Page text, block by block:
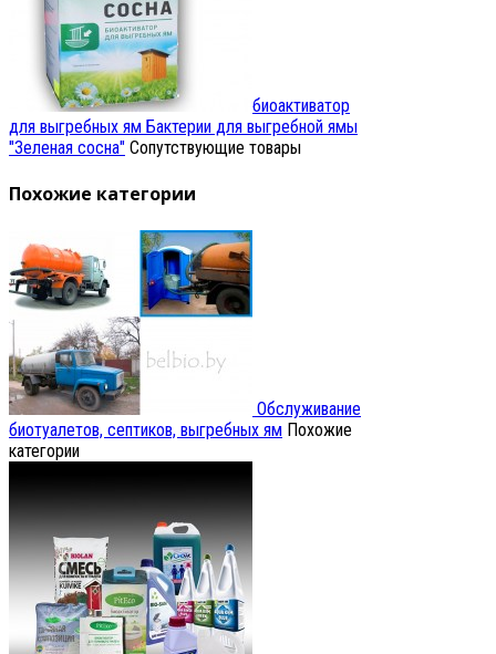
биоактиватор
для выгребных ям Бактерии для выгребной ямы
"Зеленая сосна" Сопутствующие товары
Похожие категории
Обслуживание
биотуалетов, септиков, выгребных ям Похожие
категории